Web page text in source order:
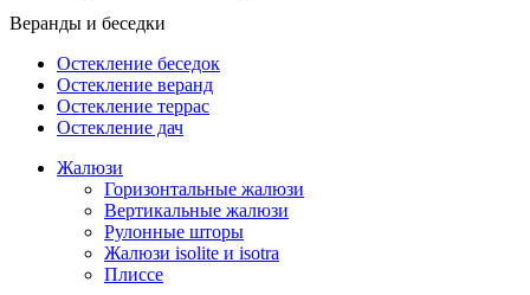
Веранды и беседки
Остекление беседок
Остекление веранд
Остекление террас
Остекление дач
Жалюзи
Горизонтальные жалюзи
Вертикальные жалюзи
Рулонные шторы
Жалюзи isolite и isotra
Плиссе